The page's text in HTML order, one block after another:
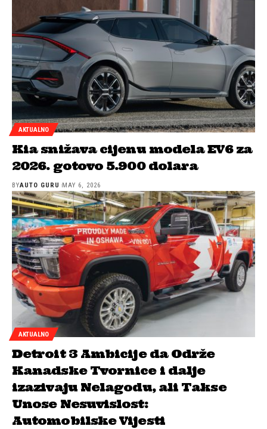
AKTUALNO
Kia snižava cijenu modela EV6 za
2026. gotovo 5.900 dolara
BYAUTO GURU MAY 6, 2026
AKTUALNO
Detroit 3 Ambicije da Održe
Kanadske Tvornice i dalje
izazivaju Nelagodu, ali Takse
Unose Nesuvislost:
Automobilske Vijesti